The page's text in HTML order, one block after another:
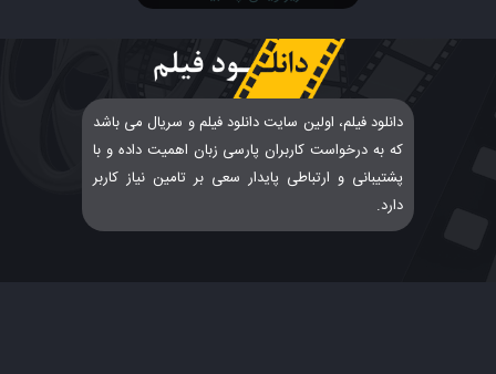
دانلود فیلم، اولین سایت دانلود فیلم و سریال می باشد
که به درخواست کاربران پارسی زبان اهمیت داده و با
پشتیبانی و ارتباطی پایدار سعی بر تامین نیاز کاربر
دارد.